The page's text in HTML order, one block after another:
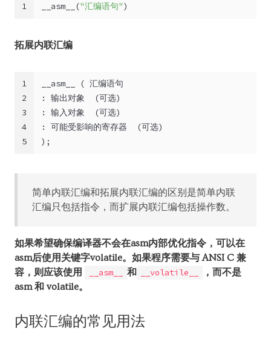
1 __asm__("汇编语句")
拓展内联汇编
1
2
3
4
5
__asm__ ( 汇编语句
: 输出对象  (可选)
: 输入对象  (可选)
: 可能受影响的寄存器  (可选)
);
简单内联汇编和拓展内联汇编的区别是简单内联
汇编只包括指令，而扩展内联汇编包括操作数。
如果希望确保编译器不会在asm内部优化指令，可以在
asm后使用关键字volatile。如果程序需要与 ANSI C 兼
容，则应该使用
__asm__ 和 __volatile__
，而不是
asm 和 volatile。
内联汇编的常见用法